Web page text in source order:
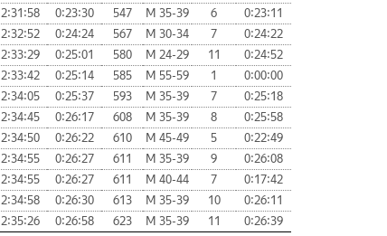
2:31:58 0:23:30 547 М 35-39 6
0:23:11
2:32:52 0:24:24 567 М 30-34 7
0:24:22
2:33:29 0:25:01 580 М 24-29 11
0:24:52
2:33:42 0:25:14 585 М 55-59 1
0:00:00
2:34:05 0:25:37 593 М 35-39 7
0:25:18
2:34:45 0:26:17 608 М 35-39 8
0:25:58
2:34:50 0:26:22 610 М 45-49 5
0:22:49
2:34:55 0:26:27 611 М 35-39 9
0:26:08
2:34:55 0:26:27 611 М 40-44 7
0:17:42
2:34:58 0:26:30 613 М 35-39 10
0:26:11
2:35:26 0:26:58 623 М 35-39 11 0:26:39